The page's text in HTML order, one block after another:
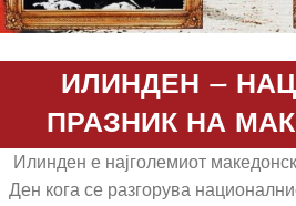
ИЛИНДЕН –
ПРАЗНИК НА
Илинден е најголемиот
Ден кога се разгорува